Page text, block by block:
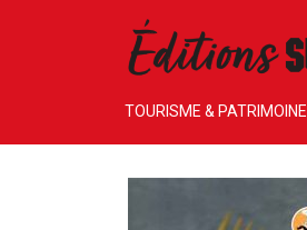
TOURISME & PATRIMOINE